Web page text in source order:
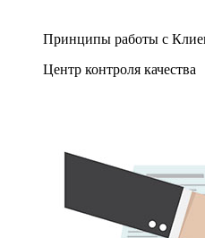
Принципы работы с
Центр контроля качества